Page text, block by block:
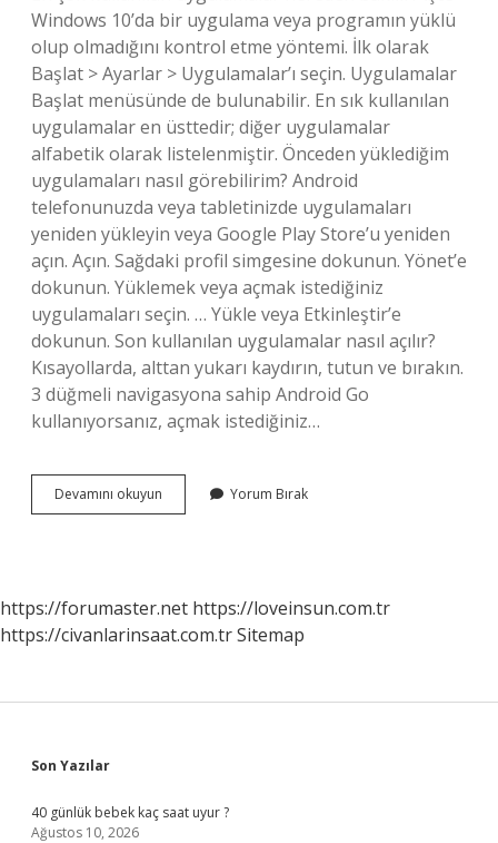
Windows 10’da bir uygulama veya programın yüklü
olup olmadığını kontrol etme yöntemi. İlk olarak
Başlat > Ayarlar > Uygulamalar’ı seçin. Uygulamalar
Başlat menüsünde de bulunabilir. En sık kullanılan
uygulamalar en üsttedir; diğer uygulamalar
alfabetik olarak listelenmiştir. Önceden yüklediğim
uygulamaları nasıl görebilirim? Android
telefonunuzda veya tabletinizde uygulamaları
yeniden yükleyin veya Google Play Store’u yeniden
açın. Açın. Sağdaki profil simgesine dokunun. Yönet’e
dokunun. Yüklemek veya açmak istediğiniz
uygulamaları seçin. … Yükle veya Etkinleştir’e
dokunun. Son kullanılan uygulamalar nasıl açılır?
Kısayollarda, alttan yukarı kaydırın, tutun ve bırakın.
3 düğmeli navigasyona sahip Android Go
kullanıyorsanız, açmak istediğiniz…
Devamını okuyun
Son
Yorum Bırak
https://forumaster.net https://loveinsun.com.tr
https://civanlarinsaat.com.trSitemap
Sidebar
Son Yazılar
40 günlük bebek kaç saat uyur ?
Ağustos 10, 2026